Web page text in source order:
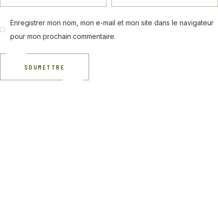
Enregistrer mon nom, mon e-mail et mon site dans le navigateur
pour mon prochain commentaire.
SOUMETTRE